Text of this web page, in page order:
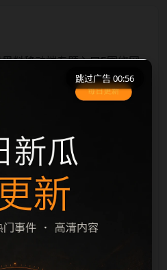
料移动端专题入口5围绕网
料展开，适合移动端用户在
口路径和延伸阅读方向。本
免同一批页面出现高度重
常先看标题是否明确，再看
后通过栏目入口继续浏览同
屑、同类推荐、热门推荐、
口，让重要页面点击深度控
围绕今日黑料持续补充新内
定、相关
跳过广告 00:56